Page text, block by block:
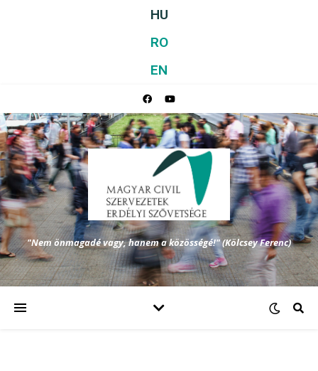
HU
RO
EN
"Nem önmagadé vagy, hanem a közösségé!" (Kölcsey Ferenc)